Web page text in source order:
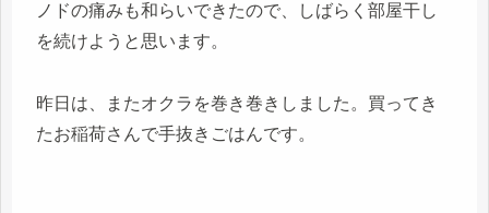
ノドの痛みも和らいできたので、しばらく部屋干し
を続けようと思います。
昨日は、またオクラを巻き巻きしました。買ってき
たお稲荷さんで手抜きごはんです。